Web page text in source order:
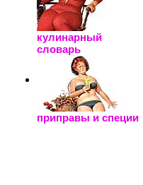
кулинарный
словарь
приправы и специи